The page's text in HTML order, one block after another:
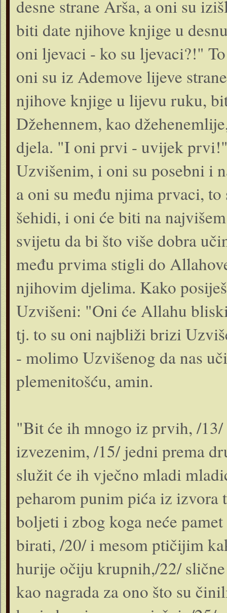
desne strane Arša, a oni su
biti date njihove knjige u
oni ljevaci - ko su ljevaci?!"
oni su iz Ademove lijeve
njihove knjige u lijevu ruku,
Džehennem, kao
djela. "I oni prvi - uvijek
Uzvišenim, i oni su posebni i
a oni su među njima prvaci,
šehidi, i oni će biti na
svijetu da bi što više dobra
među prvima stigli do
njihovim djelima. Kako
Uzvišeni: "Oni će Allahu
tj. to su oni najbliži brizi
- molimo Uzvišenog da nas
plemenitošću, amin.
"Bit će ih mnogo iz prvih, /
izvezenim, /15/ jedni prema
služit će ih vječno mladi
peharom punim pića iz izvora
boljeti i zbog koga neće
birati, /20/ i mesom ptičijim
hurije očiju krupnih,/22/
kao nagrada za ono što su